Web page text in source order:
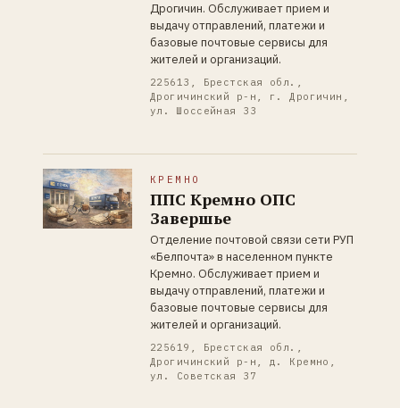
Дрогичин. Обслуживает прием и
выдачу отправлений, платежи и
базовые почтовые сервисы для
жителей и организаций.
225613, Брестская обл.,
Дрогичинский р-н, г. Дрогичин,
ул. Шоссейная 33
КРЕМНО
ППС Кремно ОПС
Завершье
Отделение почтовой связи сети РУП
«Белпочта» в населенном пункте
Кремно. Обслуживает прием и
выдачу отправлений, платежи и
базовые почтовые сервисы для
жителей и организаций.
225619, Брестская обл.,
Дрогичинский р-н, д. Кремно,
ул. Советская 37